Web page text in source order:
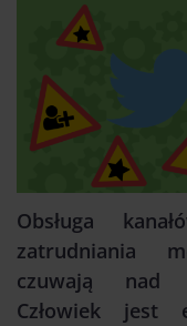
Obsługa
zatrudniania
czuwają nad
Człowiek jest